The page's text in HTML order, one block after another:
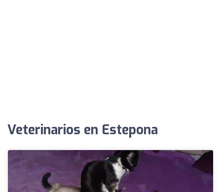
Veterinarios en Estepona